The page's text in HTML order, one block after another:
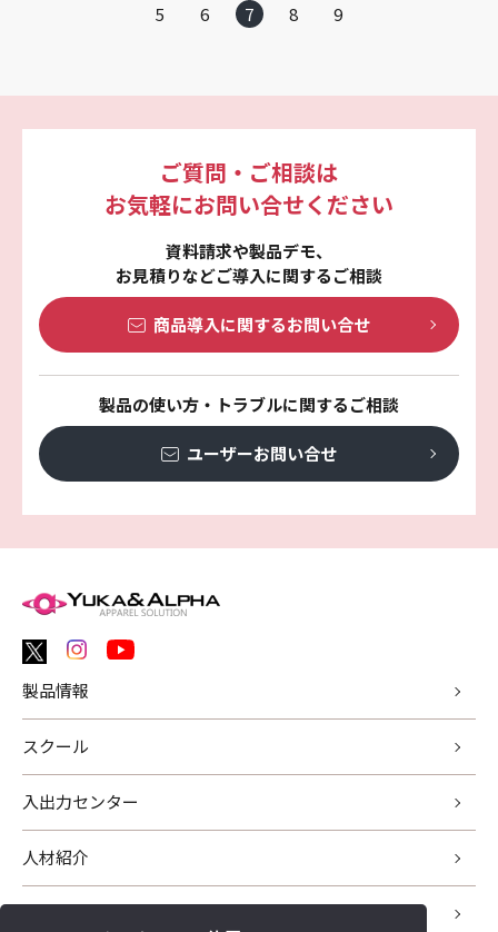
5 6 7 8 9
ご質問・ご相談は
お気軽にお問い合せください
資料請求や製品デモ、
お見積りなどご導入に関するご相談
商品導入に関するお問い合せ
製品の使い方・トラブルに関するご相談
ユーザーお問い合せ
製品情報
スクール
入出力センター
人材紹介